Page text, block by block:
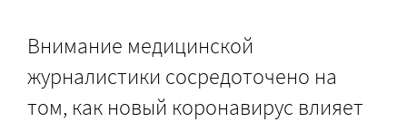
Внимание медицинской
журналистики сосредоточено на
том, как новый коронавирус влияет